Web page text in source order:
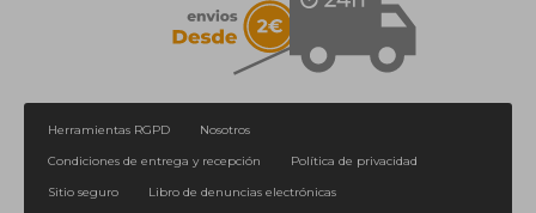
Herramientas RGPD
Nosotros
Condiciones de entrega y recepción
Política de privacidad
Sitio seguro
Libro de denuncias electrónicas